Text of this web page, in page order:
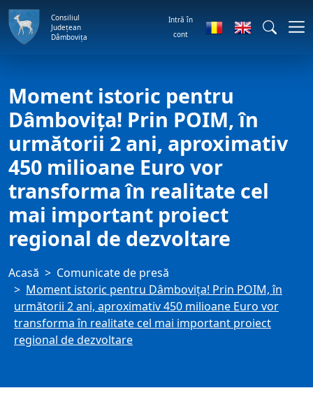
Consiliul
Județean
Dâmbovița
Intră în
cont
Moment istoric pentru
Dâmbovița! Prin POIM, în
următorii 2 ani, aproximativ
450 milioane Euro vor
transforma în realitate cel
mai important proiect
regional de dezvoltare
Acasă
Comunicate de presă
Moment istoric pentru Dâmbovița! Prin POIM, în
următorii 2 ani, aproximativ 450 milioane Euro vor
transforma în realitate cel mai important proiect
regional de dezvoltare